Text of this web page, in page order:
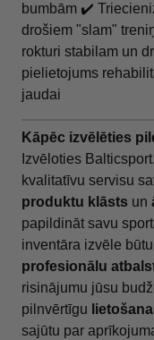
bumbām ✔️
drošiem "slam"
rokturi stabilam un
pielietojums
jaudai
Kāpēc izvēlēties
Izvēloties
kvalitatīvu servisu
produktu klāsts un
papildināt savu
inventāra izvēle
profesionālu
risinājumu jūsu
pilnvērtīgu
sajūtu par